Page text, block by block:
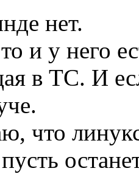
нет.
и у него
в ТС. И
что